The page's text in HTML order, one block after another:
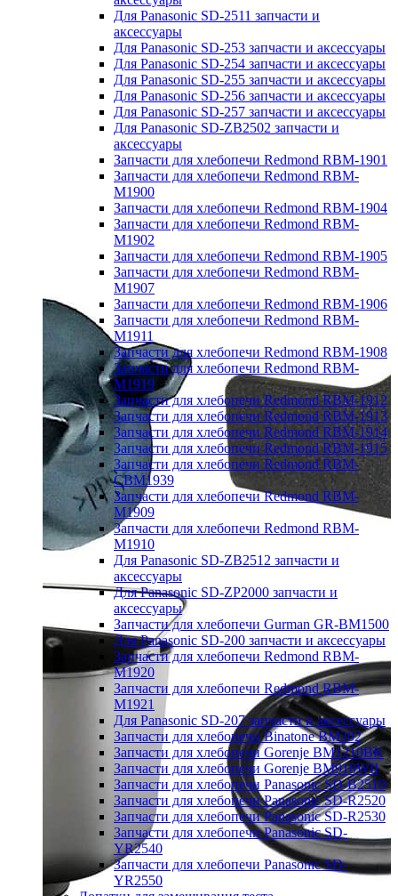
Для Panasonic SD-2511 запчасти и
аксессуары
Для Panasonic SD-253 запчасти и аксессуары
Для Panasonic SD-254 запчасти и аксессуары
Для Panasonic SD-255 запчасти и аксессуары
Для Panasonic SD-256 запчасти и аксессуары
Для Panasonic SD-257 запчасти и аксессуары
Для Panasonic SD-ZB2502 запчасти и
аксессуары
Запчасти для хлебопечи Redmond RBM-1901
Запчасти для хлебопечи Redmond RBM-
M1900
Запчасти для хлебопечи Redmond RBM-1904
Запчасти для хлебопечи Redmond RBM-
M1902
Запчасти для хлебопечи Redmond RBM-1905
Запчасти для хлебопечи Redmond RBM-
M1907
Запчасти для хлебопечи Redmond RBM-1906
Запчасти для хлебопечи Redmond RBM-
M1911
Запчасти для хлебопечи Redmond RBM-1908
Запчасти для хлебопечи Redmond RBM-
M1919
Запчасти для хлебопечи Redmond RBM-1912
Запчасти для хлебопечи Redmond RBM-1913
Запчасти для хлебопечи Redmond RBM-1914
Запчасти для хлебопечи Redmond RBM-1915
Запчасти для хлебопечи Redmond RBM-
CBM1939
Запчасти для хлебопечи Redmond RBM-
M1909
Запчасти для хлебопечи Redmond RBM-
M1910
Для Panasonic SD-ZB2512 запчасти и
аксессуары
Для Panasonic SD-ZP2000 запчасти и
аксессуары
Запчасти для хлебопечи Gurman GR-BM1500
Для Panasonic SD-200 запчасти и аксессуары
Запчасти для хлебопечи Redmond RBM-
M1920
Запчасти для хлебопечи Redmond RBM-
M1921
Для Panasonic SD-207 запчасти и аксессуары
Запчасти для хлебопечи Binatone BM202
Запчасти для хлебопечи Gorenje BM1210BK
Запчасти для хлебопечи Gorenje BM910WII
Запчасти для хлебопечи Panasonic SD-B2510
Запчасти для хлебопечи Panasonic SD-R2520
Запчасти для хлебопечи Panasonic SD-R2530
Запчасти для хлебопечи Panasonic SD-
YR2540
Запчасти для хлебопечи Panasonic SD-
YR2550